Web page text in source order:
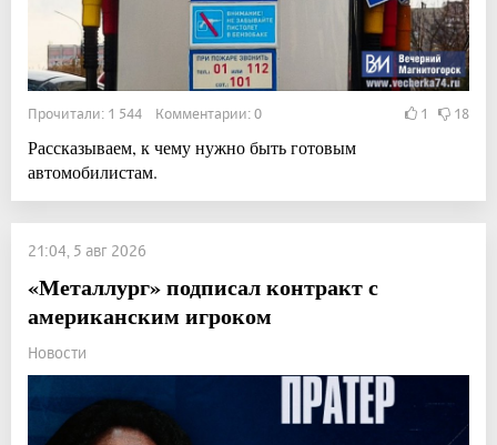
Прочитали: 1 544 Комментарии: 0 1 18
Рассказываем, к чему нужно быть готовым
автомобилистам.
21:04, 5 авг 2026
«Металлург» подписал контракт с
американским игроком
Новости